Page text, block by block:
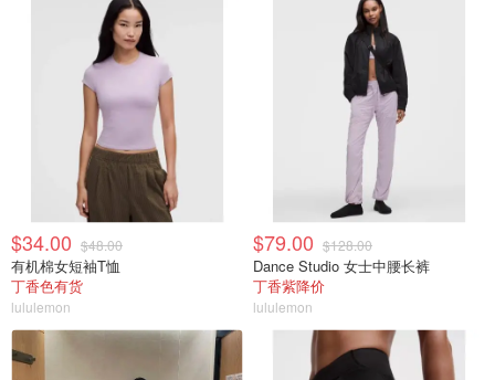
$34.00 $48.00
有机棉女短袖T恤
丁香色有货
lululemon
$79.00 $128.00
Dance Studio 女士中腰长裤
丁香紫降价
lululemon